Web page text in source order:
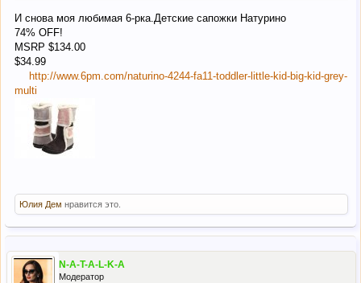
И снова моя любимая 6-рка.Детские сапожки Натурино
74% OFF!
MSRP $134.00
$34.99
http://www.6pm.com/naturino-4244-fa11-toddler-little-kid-big-kid-grey-
multi
Юлия Дем нравится это.
N-A-T-A-L-K-A
Модератор